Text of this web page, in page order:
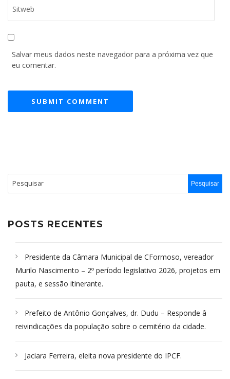
Salvar meus dados neste navegador para a próxima vez que
eu comentar.
POSTS RECENTES
Presidente da Câmara Municipal de CFormoso, vereador
Murilo Nascimento – 2º período legislativo 2026, projetos em
pauta, e sessão itinerante.
Prefeito de Antônio Gonçalves, dr. Dudu – Responde â
reivindicações da população sobre o cemitério da cidade.
Jaciara Ferreira, eleita nova presidente do IPCF.